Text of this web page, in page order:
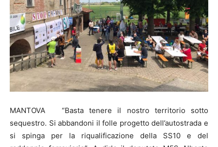
MANTOVA “Basta tenere il nostro territorio sotto
sequestro. Si abbandoni il folle progetto dell’autostrada e
si spinga per la riqualificazione della SS10 e del